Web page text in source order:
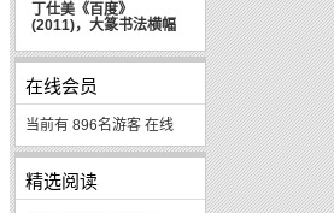
丁仕美《百度》
(2011)，大篆书法横幅
在线会员
当前有 896名游客 在线
精选阅读